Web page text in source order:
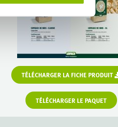
TÉLÉCHARGER LA FICHE PRODUIT
TÉLÉCHARGER LE PAQUET